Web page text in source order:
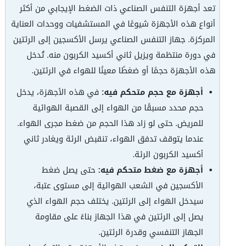
تعد أجهزة التنفس الصناعي ذات الضغط الإيجابي من أكثر
أنواع هذه الأجهزة شيوعًا في المستشفيات ووحدات العناية
المركزة. جهاز التنفس الصناعي يرسل الأكسجين إلى الرئتين
في دورة منتظمة ويزيل ثاني أكسيد الكربون منه. تُدخل
هذه الأجهزة حجمًا أو ضغطًا معينًا للهواء في الرئتين.
أجهزة مع حجم متحكم فيه: في هذه الأجهزة، يدخل
حجم محدد مسبقًا من الهواء إلى القصبة الهوائية
للمريض. حتى لو زاد هذا الحجم من ضغط مجرى الهواء.
عندما يتوقف تدفق الهواء، تنقبض الرئة ويغادر ثاني
أكسيد الكربون الرئة.
أجهزة مع ضغط متحكم فيه:حتى يصل ضغط
الأكسجين في الشعب الهوائية إلى مستوى عتبة،
سيدخل الهواء إلى الرئتين. يختلف حجم الهواء الذي
يصل إلى الرئتين في هذا الجهاز بناءً على مقاومة
الجهاز التنفسي وقدرة الرئتين.